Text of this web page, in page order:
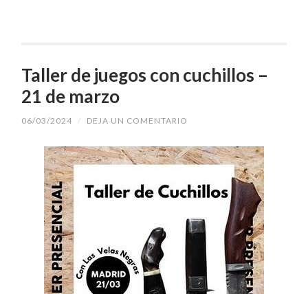
Taller de juegos con cuchillos –
21 de marzo
06/03/2024 / DEJA UN COMENTARIO